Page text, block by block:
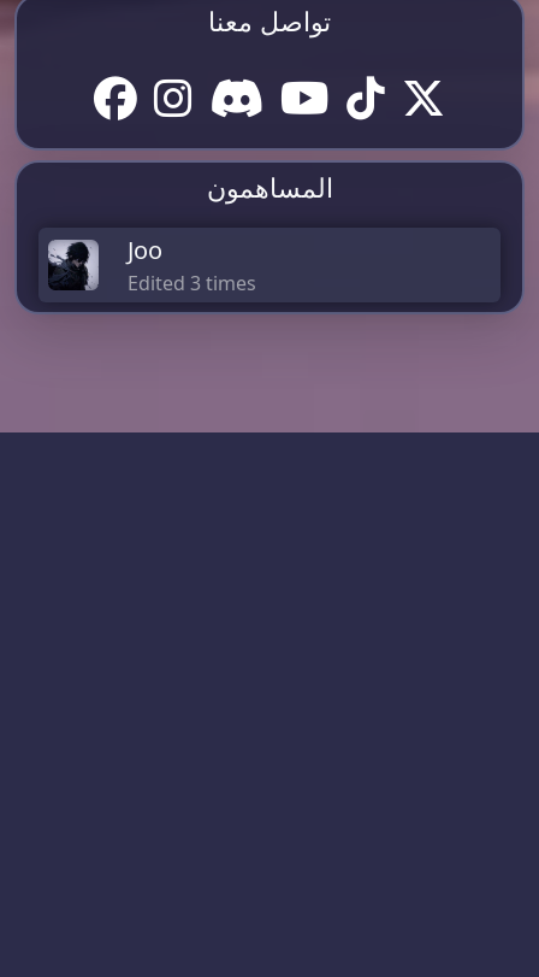
تواصل معنا
المساهمون
Joo
Edited 3 times